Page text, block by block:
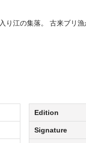
り江の集落。 古来ブリ
Edition
Signature